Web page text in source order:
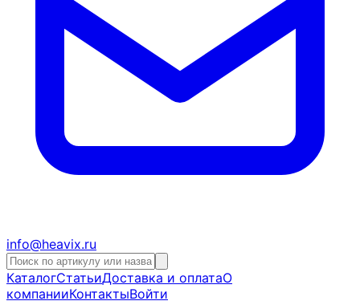
info@heavix.ru
КаталогСтатьиДоставка и оплатаО
компанииКонтактыВойти